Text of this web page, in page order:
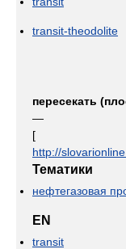
transit-theodolite
пересекать
—
[
http://
Тематики
нефтегазовая
EN
transit